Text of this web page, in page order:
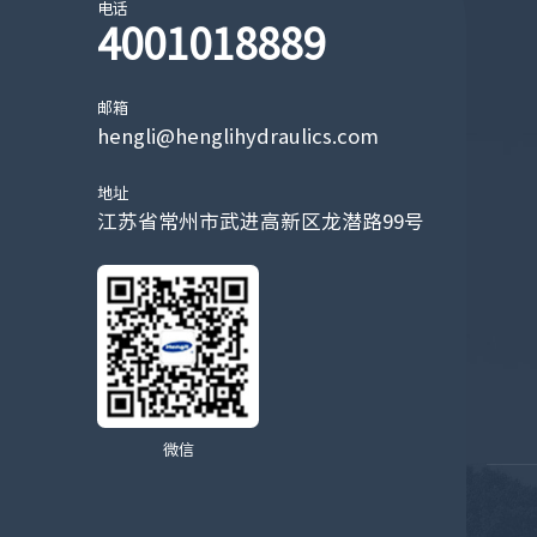
电话
4001018889
邮箱
hengli@henglihydraulics.com
地址
江苏省常州市武进高新区龙潜路99号
微信